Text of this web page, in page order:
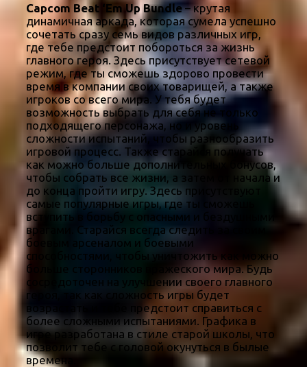
Capcom Beat ‘Em Up Bundle– крутая
динамичная аркада, которая сумела успешно
сочетать сразу семь видов различных игр,
где тебе предстоит побороться за жизнь
главного героя. Здесь присутствует сетевой
режим, где ты сможешь здорово провести
время в компании своих товарищей, а также
игроков со всего мира. У тебя будет
возможность выбрать для себя не только
подходящего персонажа, но и уровень
сложности испытаний, чтобы разнообразить
игровой процесс. Также старайся получать
как можно больше дополнительных бонусов,
чтобы собрать все жизни, а затем от начала и
до конца пройти игру. Здесь присутствуют
самые популярные игры, где ты сможешь
вступить в борьбу с опасными и бездушными
врагами. Старайся всегда следить за своим
боевым арсеналом и боевыми
способностями, чтобы уничтожить как можно
больше сторонников вражеского мира. Будь
сосредоточен на улучшении своего главного
героя, так как сложность игры будет
возрастать и тебе предстоит справиться с
более сложными испытаниями. Графика в
игре разработана в стиле старой школы, что
позволит тебе с головой окунуться в былые
времена.